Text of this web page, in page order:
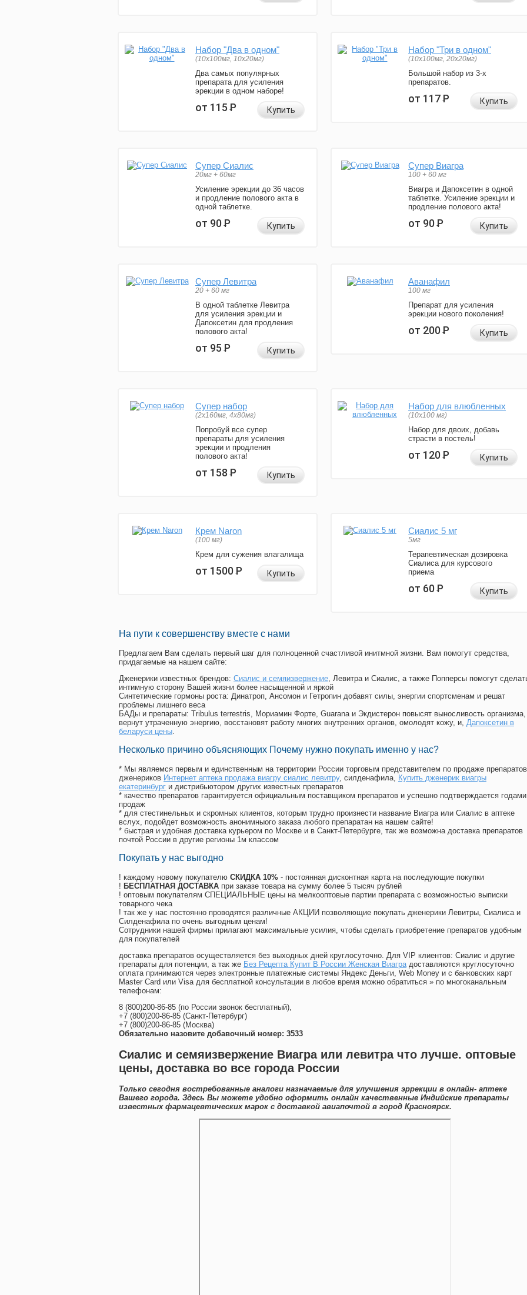
Набор "Два в одном"
(10x100мг, 10x20мг)
Два самых популярных
препарата для усиления
эрекции в одном наборе!
от 115Р Купить
Набор "Три в одном"
(10x100мг, 20x20мг)
Большой набор из 3-х
препаратов.
от 117Р Купить
Супер Сиалис
20мг + 60мг
Усиление эрекции до 36 часов
и продление полового акта в
одной таблетке.
от 90Р Купить
Супер Виагра
100 + 60 мг
Виагра и Дапоксетин в одной
таблетке. Усиление эрекции и
продление полового акта!
от 90Р Купить
Супер Левитра
20 + 60 мг
В одной таблетке Левитра
для усиления эрекции и
Дапоксетин для продления
полового акта!
от 95Р Купить
Аванафил
100 мг
Препарат для усиления
эрекции нового поколения!
от 200Р Купить
Супер набор
(2х160мг, 4х80мг)
Попробуй все супер
препараты для усиления
эрекции и продления
полового акта!
от 158Р Купить
Набор для влюбленных
(10х100 мг)
Набор для двоих, добавь
страсти в постель!
от 120Р Купить
Крем Naron
(100 мг)
Крем для сужения влагалища
от 1500Р Купить
Сиалис 5 мг
5мг
Терапевтическая дозировка
Сиалиса для курсового
приема
от 60Р Купить
На пути к совершенству вместе с нами
Предлагаем Вам сделать первый шаг для полноценной счастливой инитмной жизни. Вам помогут средства,
придагаемые на нашем сайте:
Дженерики известных брендов: Сиалис и семяизвержение, Левитра и Сиалис, а также Попперсы помогут
интимную сторону Вашей жизни более насыщенной и яркой
Синтетические гормоны роста: Динатроп, Ансомон и Гетропин добавят силы, энергии спортсменам и решат
проблемы лишнего веса
БАДы и препараты: Tribulus terrestris, Мориамин Форте, Guarana и Экдистерон повысят выносливость организма,
вернут утраченную энергию, восстановят работу многих внутренних органов, омолодят кожу, и, Дапоксетин в
беларуси цены.
Несколько причино объясняющих Почему нужно покупать именно у нас?
* Мы являемся первым и единственным на территории России торговым представителем по продаже препаратов
дженериков Интернет аптека продажа виагру сиалис левитру, силденафила, Купить дженерик виагры
екатеринбург и дистрибьютором других известных препаратов
* качество препаратов гарантируется официальным поставщиком препаратов и успешно подтверждается годами
продаж
* для стестинельных и скромных клиентов, которым трудно произнести название Виагра или Сиалис в аптеке
вслух, подойдет возможность анонимныого заказа любого препаратан на нашем сайте!
* быстрая и удобная доставка курьером по Москве и в Санкт-Петербурге, так же возможна доставка препаратов
почтой России в другие регионы 1м классом
Покупать у нас выгодно
! каждому новому покупателю СКИДКА 10% - постоянная дисконтная карта на последующие покупки
! БЕСПЛАТНАЯ ДОСТАВКА при заказе товара на сумму более 5 тысяч рублей
! оптовым покупателям СПЕЦИАЛЬНЫЕ цены на мелкооптовые партии препарата с возможностью выписки
товарного чека
! так же у нас постоянно проводятся различные АКЦИИ позволяющие покупать дженерики Левитры, Сиалиса и
Силденафила по очень выгодным ценам!
Cотрудники нашей фирмы прилагают максимальные усилия, чтобы сделать приобретение препаратов удобным
для покупателей
доставка препаратов осуществляется без выходных дней круглосуточно. Для VIP клиентов: Сиалис и другие
препараты для потенции, а так же Без Рецепта Купит В России Женская Виаградоставляются круглосуточно
оплата принимаются через электронные платежные системы Яндекс Деньги, Web Money и с банковских карт
Master Card или Visa для бесплатной консультации в любое время можно обратиться » по многоканальным
телефонам:
8 (800)200-86-85 (по России звонок бесплатный),
+7 (800)200-86-85 (Санкт-Петербург)
+7 (800)200-86-85 (Москва)
Обязательно назовите добавочный номер: 3533
Сиалис и семяизвержение Виагра или левитра что лучше. оптовые
цены, доставка во все города России
Только сегодня востребованные аналоги назначаемые для улучшения эррекции в онлайн- аптеке
Вашего города. Здесь Вы можете удобно оформить онлайн качественные Индийские препараты
известных фармацевтических марок с доставкой авиапочтой в город Красноярск.